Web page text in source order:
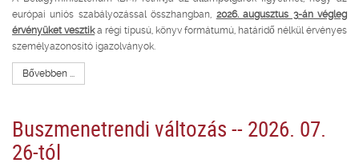
európai uniós szabályozással összhangban, 2026. augusztus 3-án végleg
érvényüket vesztika régi típusú, könyv formátumú, határidő nélkül érvényes
személyazonosító igazolványok.
Bővebben ...
Buszmenetrendi változás -- 2026. 07.
26-tól